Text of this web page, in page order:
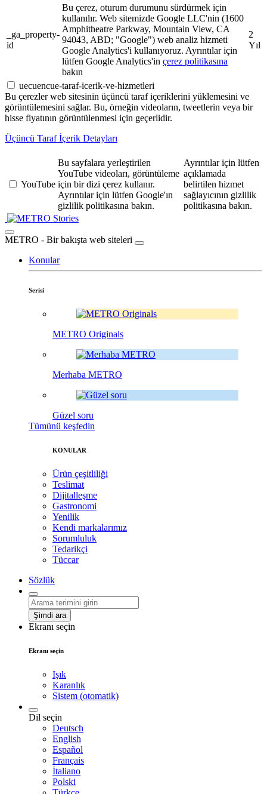
_ga_property-
id
Bu çerez, oturum durumunu sürdürmek için
kullanılır. Web sitemizde Google LLC'nin (1600
Amphitheatre Parkway, Mountain View, CA
94043, ABD; "Google") web analiz hizmeti
Google Analytics'i kullanıyoruz. Ayrıntılar için
lütfen Google Analytics'in çerez politikasına
bakın
2
Yıl
uecuencue-taraf-icerik-ve-hizmetleri
Bu çerezler web sitesinin üçüncü taraf içeriklerini yüklemesini ve
görüntülemesini sağlar. Bu, örneğin videoların, tweetlerin veya bir
hisse fiyatının görüntülenmesi için geçerlidir.
Üçüncü Taraf İçerik Detayları
YouTube
Bu sayfalara yerleştirilen
YouTube videoları, görüntüleme
için bir dizi çerez kullanır.
Ayrıntılar için lütfen Google'ın
gizlilik politikasına bakın.
Ayrıntılar için lütfen
açıklamada
belirtilen hizmet
sağlayıcının gizlilik
politikasına bakın.
Stories
METRO - Bir bakışta web siteleri
Konular
Serisi
METRO Originals
Merhaba METRO
Güzel soru
Tümünü keşfedin
KONULAR
Ürün çeşitliliği
Teslimat
Dijitalleşme
Gastronomi
Yenilik
Kendi markalarımız
Sorumluluk
Tedarikçi
Tüccar
Sözlük
Şimdi ara
Ekranı seçin
Ekranı seçin
Işık
Karanlık
Sistem (otomatik)
Dil seçin
Deutsch
English
Español
Français
İtaliano
Polski